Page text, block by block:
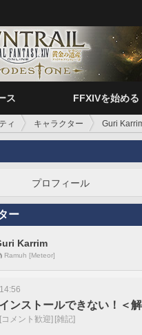
ス FFXIVを始める
ィ キャラクター Guri
プロフィール
ー
Karrim
Ramuh [Meteor]
ンストールできない！＜
[コメント歓迎] [雑記]